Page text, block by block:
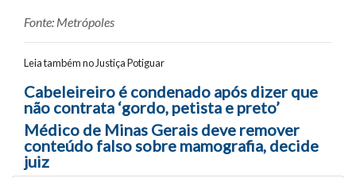
Fonte: Metrópoles
Leia também no Justiça Potiguar
Navegação entre posts
Cabeleireiro é condenado após dizer que
não contrata ‘gordo, petista e preto’
Médico de Minas Gerais deve remover
conteúdo falso sobre mamografia, decide
juiz